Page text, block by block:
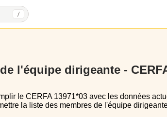
/
l'équipe dirigeante -
la liste des membres de l'équipe